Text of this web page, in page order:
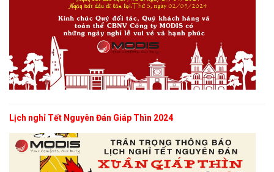
Lịch nghỉ Tết Nguyên Đán Giáp Thìn 2024